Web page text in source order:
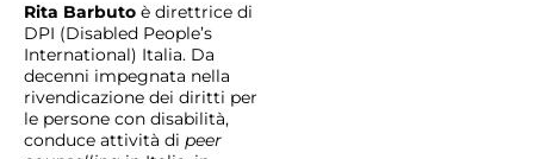
Rita Barbuto è direttrice di
DPI (Disabled People’s
International) Italia. Da
decenni impegnata nella
rivendicazione dei diritti per
le persone con disabilità,
conduce attività di peer